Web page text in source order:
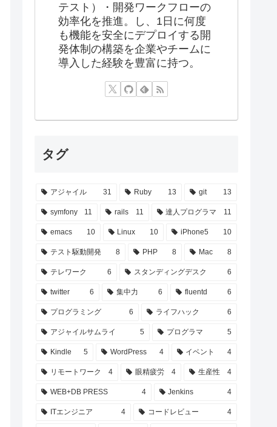
テスト）・開発ワークフローの
効率化を推進。し、1日に何度
も機能を安全にデプロイする開
発体制の構築を企業やチームに
導入した経験を豊富に持つ。
タグ
アジャイル 31 Ruby 13 git 13
symfony 11 rails 11 達人プログラマ 11
emacs 10 Linux 10 iPhone5 10
テスト駆動開発 8 PHP 8 Mac 8
テレワーク 6 スタンディングデスク 6
twitter 6 集中力 6 fluentd 6
プログラミング 6 ライフハック 6
アジャイルサムライ 5 プログラマ 5
Kindle 5 WordPress 4 イベント 4
リモートワーク 4 眼精疲労 4 生産性 4
WEB+DB PRESS 4 Jenkins 4
ITエンジニア 4 コードレビュー 4